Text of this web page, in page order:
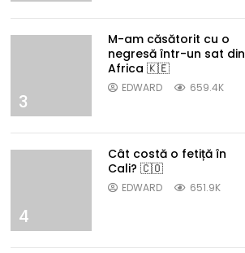
3
M-am căsătorit cu o
negresă într-un sat din
Africa 🇰🇪
EDWARD 659.4K
4
Cât costă o fetiță în
Cali? 🇨🇴
EDWARD 651.9K